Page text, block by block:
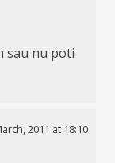
sau nu poti
2011 at 18:10